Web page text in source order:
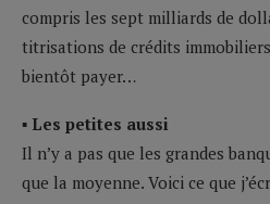
compris les sept milliards de
titrisations de crédits
bientôt payer…
▪ Les petites aussi
Il n’y a pas que les grandes
que la moyenne. Voici ce que